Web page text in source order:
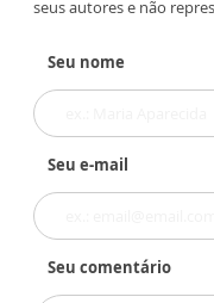
seus autores e não
Seu nome
Seu e-mail
Seu comentário